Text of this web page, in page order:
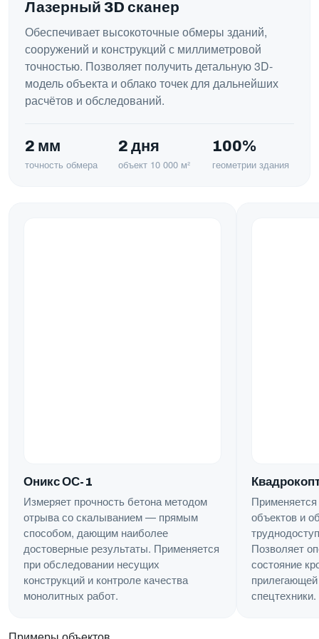
Лазерный 3D сканер
Обеспечивает высокоточные обмеры зданий,
сооружений и конструкций с миллиметровой
точностью. Позволяет получить детальную 3D-
модель объекта и облако точек для дальнейших
расчётов и обследований.
2 мм
точность обмера
2 дня
объект 10 000 м²
100%
геометрии здания
Оникс ОС-1
Измеряет прочность бетона методом
отрыва со скалыванием — прямым
способом, дающим наиболее
достоверные результаты. Применяется
при обследовании несущих
конструкций и контроле качества
монолитных работ.
объектов и
Позволяет
состояние
спецтехники.